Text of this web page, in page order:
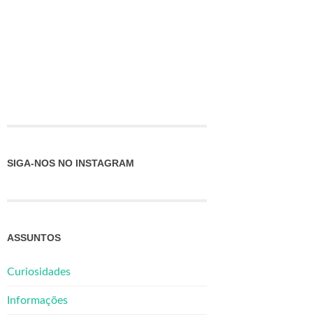
SIGA-NOS NO INSTAGRAM
ASSUNTOS
Curiosidades
Informações